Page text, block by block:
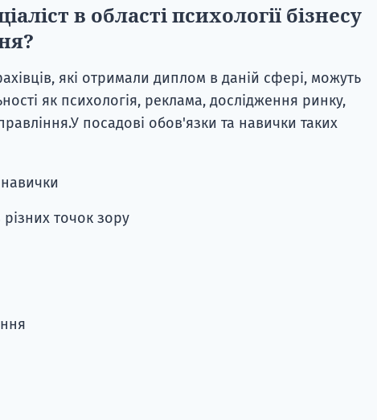
в області психології бізнесу
які отримали диплом в даній сфері, можуть
як психологія, реклама, дослідження ринку,
посадові обов'язки та навички таких
точок зору